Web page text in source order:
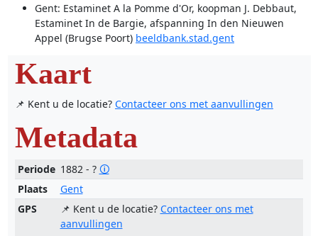
Gent: Estaminet A la Pomme d'Or, koopman J. Debbaut,
Estaminet In de Bargie, afspanning In den Nieuwen
Appel (Brugse Poort) beeldbank.stad.gent
Kaart
📌 Kent u de locatie? Contacteer ons met aanvullingen
Metadata
Periode 1882 - ? 🛈
Plaats
Gent
GPS
📌 Kent u de locatie? Contacteer ons met
aanvullingen